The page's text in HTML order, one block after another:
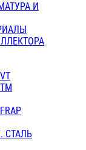
И
СТАЛЬ